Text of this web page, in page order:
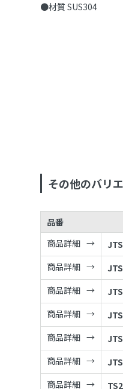
●材質 SUS304
その他のバリ
品番
商品詳細
商品詳細
商品詳細
商品詳細
商品詳細
商品詳細
商品詳細